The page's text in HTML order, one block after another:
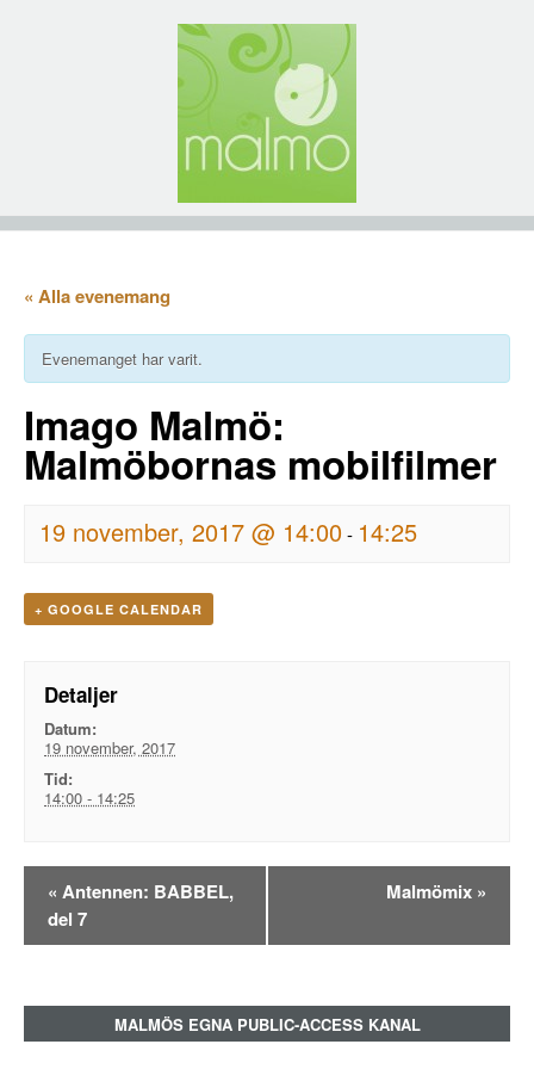
« Alla evenemang
Evenemanget har varit.
Imago Malmö:
Malmöbornas mobilfilmer
19 november, 2017 @ 14:00- 14:25
+ GOOGLE CALENDAR
Detaljer
Datum:
19 november, 2017
Tid:
14:00 - 14:25
Evenemangsnavigation
« Antennen: BABBEL,
del 7
Malmömix »
MALMÖS EGNA PUBLIC-ACCESS KANAL